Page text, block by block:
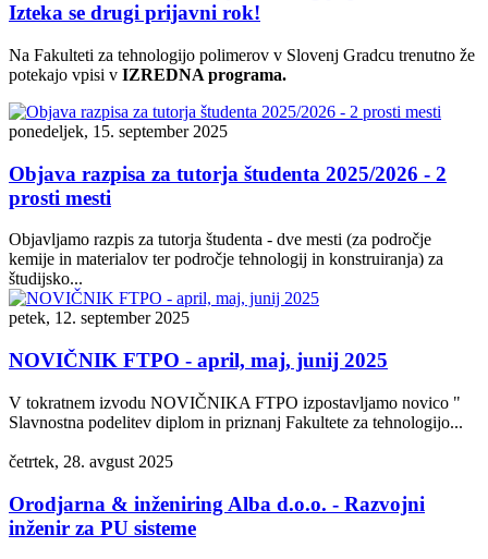
Izteka se drugi prijavni rok!
Na Fakulteti za tehnologijo polimerov v Slovenj Gradcu trenutno že
potekajo vpisi v IZREDNA programa.
ponedeljek, 15. september 2025
Objava razpisa za tutorja študenta 2025/2026 - 2
prosti mesti
Objavljamo razpis za tutorja študenta - dve mesti (za področje
kemije in materialov ter področje tehnologij in konstruiranja) za
študijsko...
petek, 12. september 2025
NOVIČNIK FTPO - april, maj, junij 2025
V tokratnem izvodu NOVIČNIKA FTPO izpostavljamo novico "
Slavnostna podelitev diplom in priznanj Fakultete za tehnologijo...
četrtek, 28. avgust 2025
Orodjarna & inženiring Alba d.o.o. - Razvojni
inženir za PU sisteme